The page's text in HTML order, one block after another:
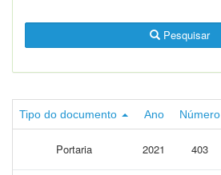
Pesquisar
Tipo do documento Ano Número
Portaria 2021 403